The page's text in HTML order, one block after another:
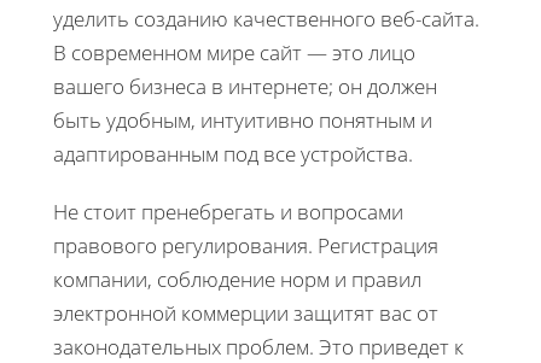
уделить созданию качественного веб-сайта.
В современном мире сайт — это лицо
вашего бизнеса в интернете; он должен
быть удобным, интуитивно понятным и
адаптированным под все устройства.
Не стоит пренебрегать и вопросами
правового регулирования. Регистрация
компании, соблюдение норм и правил
электронной коммерции защитят вас от
законодательных проблем. Это приведет к